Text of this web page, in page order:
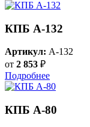
КПБ A-132
Артикул: A-132
от 2 853 ₽
Подробнее
КПБ A-80